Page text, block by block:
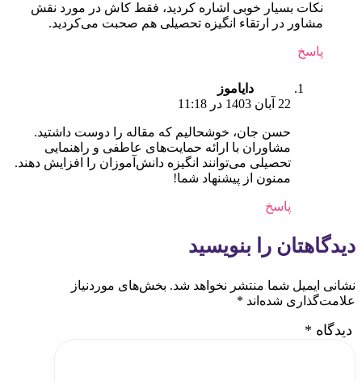
نکات بسیار خوبی اشاره کردید، فقط کاش در مورد نقش
مشاور در ارتقاء انگیزه تحصیلی هم صحبت می‌کردید.
پاسخ
دایاموز
22 آبان 1403 در 11:18
حسن جان، خوشحالیم که مقاله را دوست داشتید.
مشاوران با ارائه حمایت‌های عاطفی و راهنمایی
تحصیلی می‌توانند انگیزه دانش‌آموزان را افزایش دهند.
ممنون از پیشنهاد شما!
پاسخ
را بنویسید
ایمیل شما منتشر نخواهد شد. بخش‌های موردنیاز
شده‌اند*
دیدگاه*